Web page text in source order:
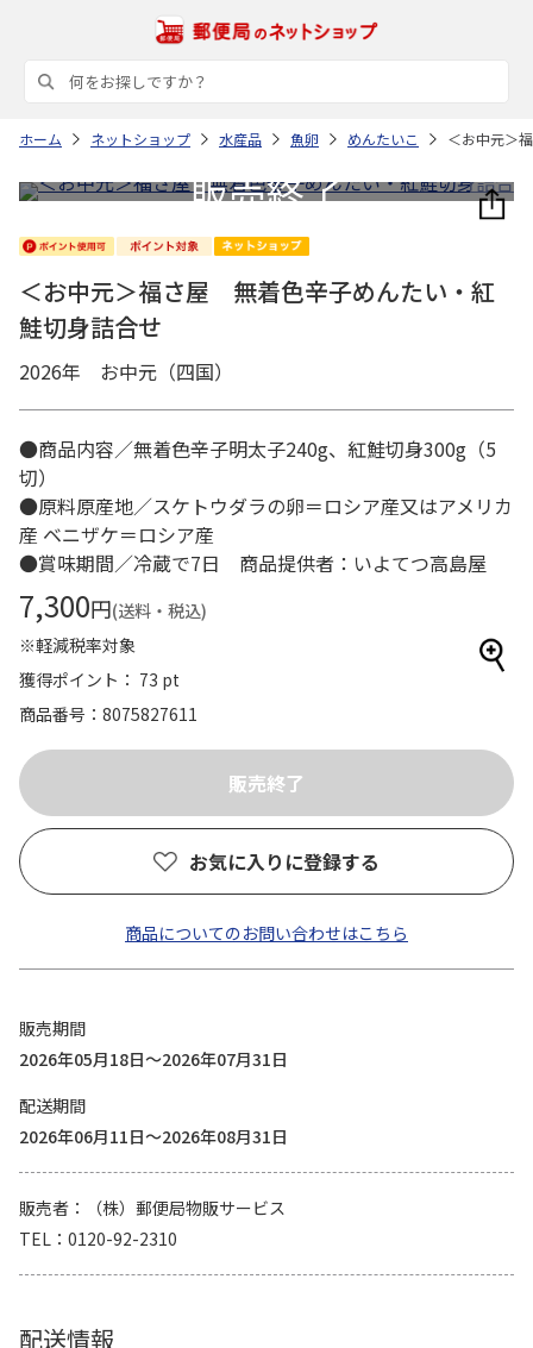
ホーム ネットショップ 水産品 魚卵 めんたいこ ＜お中元＞
＜お中元＞福さ屋 無着色辛子めんたい・紅
鮭切身詰合せ
2026年 お中元（四国）
●商品内容／無着色辛子明太子240g、紅鮭切身300g（5
切）
●原料原産地／スケトウダラの卵＝ロシア産又はアメリカ
産 ベニザケ＝ロシア産
●賞味期間／冷蔵で7日 商品提供者：いよてつ高島屋
7,300円(送料・税込)
※軽減税率対象
獲得ポイント： 73 pt
商品番号
8075827611
お気に入りに登録する
商品についてのお問い合わせはこちら
販売期間
2026年05月18日～2026年07月31日
配送期間
2026年06月11日～2026年08月31日
販売者
（株）郵便局物販サービス
TEL
0120-92-2310
配送情報